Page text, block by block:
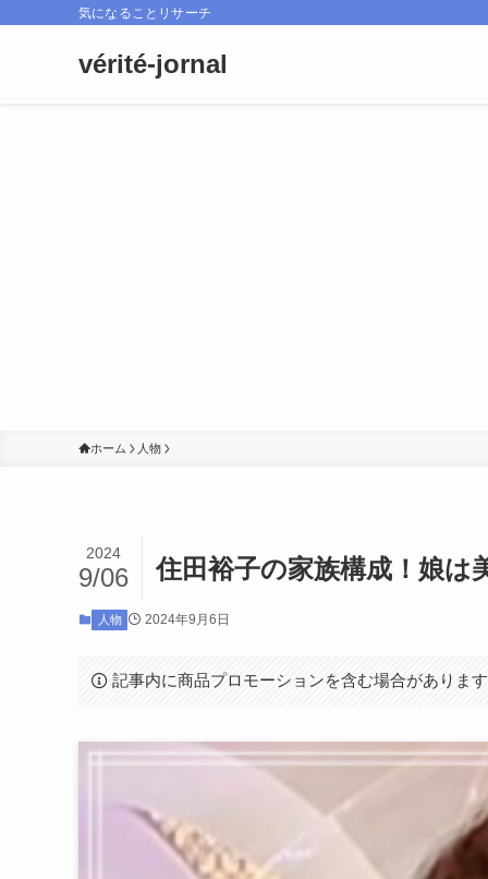
気になることリサーチ
vérité-jornal
ホーム 人物
住田裕子の家族構成！娘は
2024
9/06
人物 2024年9月6日
記事内に商品プロモーションを含む場合がありま